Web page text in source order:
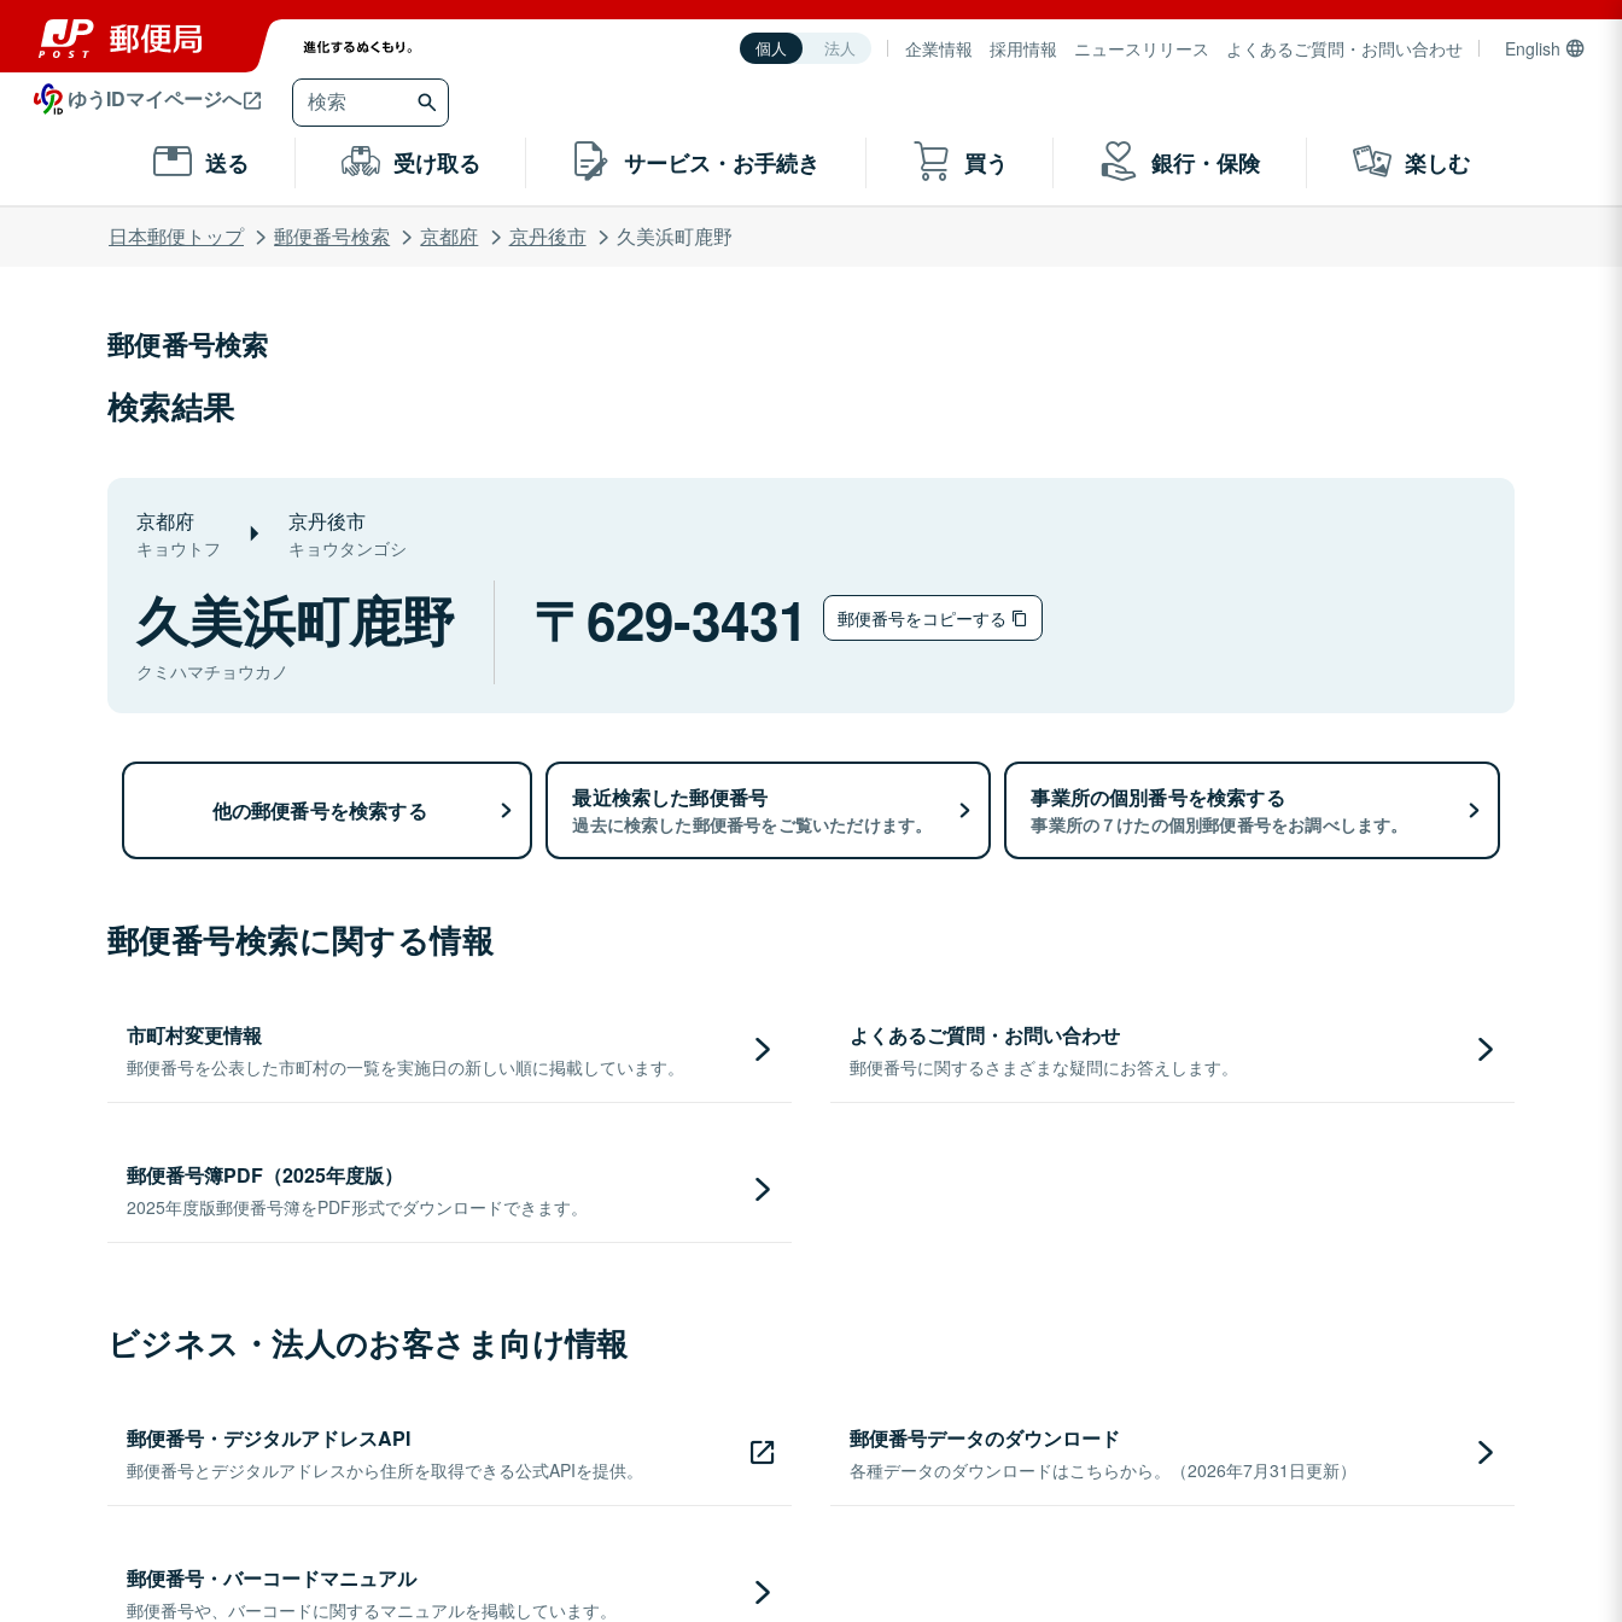
個人 法人 企業情報 採用情報 ニュースリリース よくあるご質問・お問い合わせ English
ゆうIDマイページへ
送る 受け取る サービス・お手続き 買う 銀行・保険 楽しむ
日本郵便トップ 郵便番号検索 京都府 京丹後市 久美浜町鹿野
郵便番号検索
検索結果
京都府
キョウトフ
京丹後市
キョウタンゴシ
久美浜町鹿野
クミハマチョウカノ
629-3431 郵便番号をコピーする
他の郵便番号を検索する 最近検索した郵便番号
過去に検索した郵便番号をご覧いただけます。
事業所の個別番号を検索する
事業所の７けたの個別郵便番号をお調べします。
郵便番号検索に関する情報
市町村変更情報
郵便番号を公表した市町村の一覧を実施日の新しい順に掲載しています。
よくあるご質問・お問い合わせ
郵便番号に関するさまざまな疑問にお答えします。
郵便番号簿PDF（2025年度版）
2025年度版郵便番号簿をPDF形式でダウンロードできます。
ビジネス・法人のお客さま向け情報
郵便番号・デジタルアドレスAPI
郵便番号とデジタルアドレスから住所を取得できる公式APIを提供。
郵便番号データのダウンロード
各種データのダウンロードはこちらから。（2026年7月31日更新）
郵便番号・バーコードマニュアル
郵便番号や、バーコードに関するマニュアルを掲載しています。